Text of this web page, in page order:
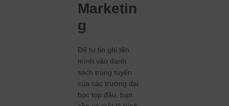
Marketin
g
Để tự tin ghi tên
mình vào danh
sách trúng tuyển
của các trường đại
học top đầu, bạn